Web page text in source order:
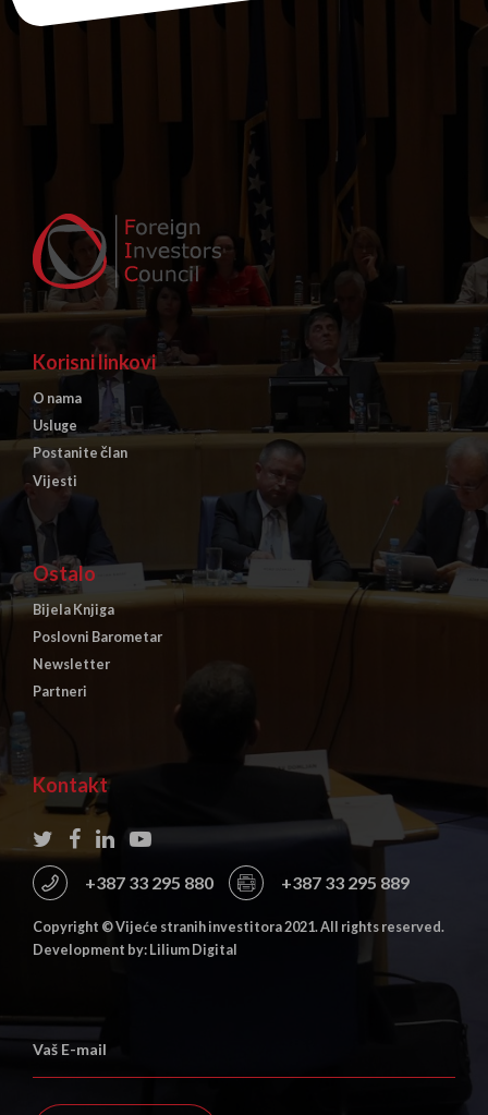
Korisni linkovi
O nama
Usluge
Postanite član
Vijesti
Ostalo
Bijela Knjiga
Poslovni Barometar
Newsletter
Partneri
Kontakt
+387 33 295 880 +387 33 295 889
Copyright © Vijeće stranih investitora 2021. All rights reserved.
Development by: Lilium Digital